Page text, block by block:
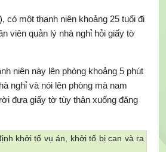
có một thanh niên khoảng 25 tuổi đi
viên quản lý nhà nghỉ hỏi giấy tờ
niên này lên phòng khoảng 5 phút
nghỉ và nói lên phòng mà nam
đưa giấy tờ tùy thân xuống đăng
khởi tố vụ án, khởi tố bị can và ra